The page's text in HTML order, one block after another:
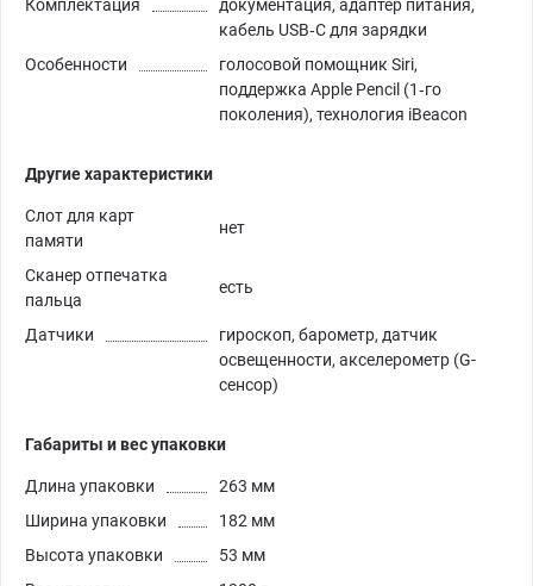
Комплектация
документация, адаптер питания,
кабель USB‑C для зарядки
Особенности
голосовой помощник Siri,
поддержка Apple Pencil (1‑го
поколения), технология iBeacon
Другие характеристики
Слот для карт
памяти
нет
Сканер отпечатка
пальца
есть
Датчики
гироскоп, барометр, датчик
освещенности, акселерометр (G-
сенсор)
Габариты и вес упаковки
Длина упаковки
263 мм
Ширина упаковки
182 мм
Высота упаковки
53 мм